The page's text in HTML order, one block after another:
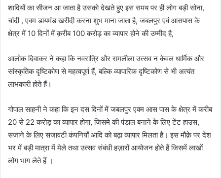
शादियों का सीजन आ जाता है उसको देखते हुए इस समय पर ही लोग बड़ी सोना,
चांदी , एवम डायमंड खरीदी करना शुभ माना जाता है, जबलपुर एवं आसपास के
क्षेत्र में 10 दिनों में क़रीब 100 करोड़ का व्यापार होने की उम्मीद है,
आलोक दिवाकर ने कहा कि नवरात्रि और रामलीला उत्सव न केवल धार्मिक और
सांस्कृतिक दृष्टिकोण से महत्वपूर्ण हैं, बल्कि व्यापारिक दृष्टिकोण से भी अत्यंत
लाभकारी होते हैं।
गोपाल साहनी ने कहा कि इन दस दिनों में जबलपुर एवम आस पास के क्षेत्र में करीब
20 से 22 करोड़ का व्यापार होगा, जिसमे की पंडाल बनाने के लिए टेंट हाउस,
सजाने के लिए सजावटी कंपनियाँ आदि को बढ़ा व्यापार मिलता है। इस मौक़े पर देश
भर में बड़ी मात्रा में मेले तथा उत्सव संबंधी हज़ारों आयोजन होते हैं जिसमें लाखों
लोग भाग लेते हैं ।